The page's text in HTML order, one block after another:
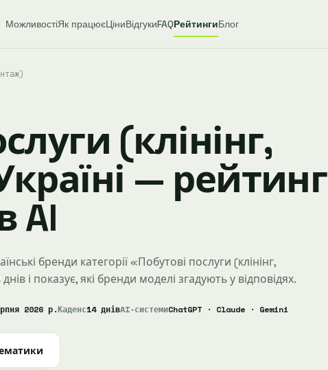
МожливостіЯк працюєЦіниВідгукиFAQРейтингиБлог
(клінінг,
— рейтинг
AI
бренди категорії «Побутові послуги (клінінг,
і показує, які бренди моделі згадують у відповідях.
2026 р.Каденс14 днівAI-системиChatGPT · Claude · Gemini